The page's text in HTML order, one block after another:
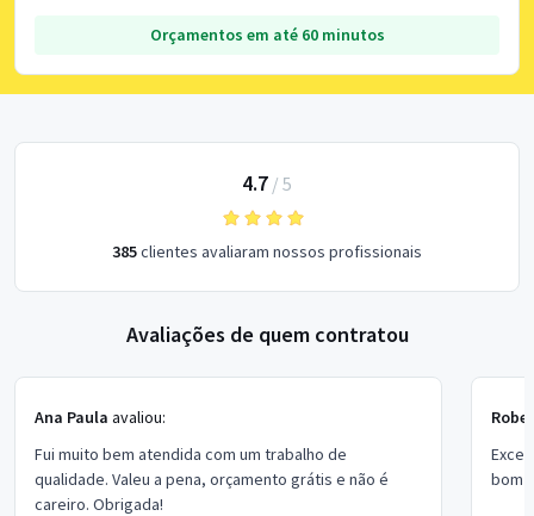
Orçamentos em até 60 minutos
4.7 / 5
385clientes avaliaram nossos profissionais
Avaliações de quem contratou
Ana Paula avaliou:
Fui muito bem atendida com um trabalho de
qualidade. Valeu a pena, orçamento grátis e não é
careiro. Obrigada!
bom